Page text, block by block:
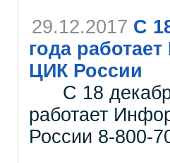
29.12.2017 С
года
ЦИК России
С 18 декабря
работает
России 8-800-